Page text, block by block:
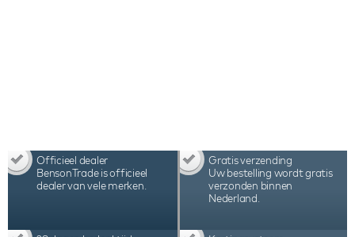
Officieel dealer
BensonTrade is officieel
dealer van vele merken.
Gratis verzending
Uw bestelling wordt gratis
verzonden binnen
Nederland.